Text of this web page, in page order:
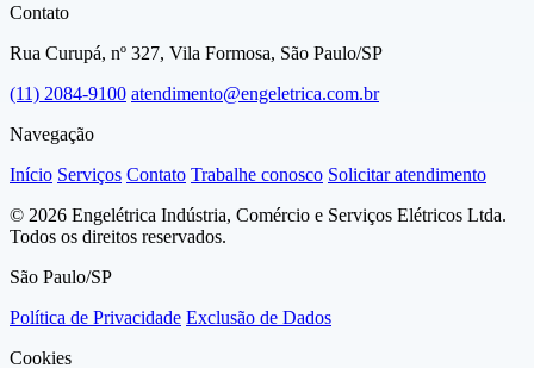
Contato
Rua Curupá, nº 327, Vila Formosa, São Paulo/SP
(11) 2084-9100 atendimento@engeletrica.com.br
Navegação
Início Serviços Contato Trabalhe conosco Solicitar atendimento
© 2026 Engelétrica Indústria, Comércio e Serviços Elétricos Ltda.
Todos os direitos reservados.
São Paulo/SP
Política de Privacidade Exclusão de Dados
Cookies